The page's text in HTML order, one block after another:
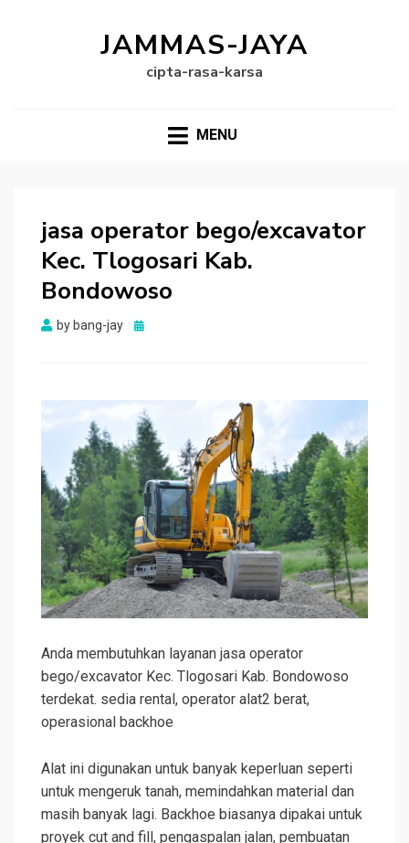
JAMMAS-JAYA
cipta-rasa-karsa
MENU
jasa operator bego/excavator
Kec. Tlogosari Kab.
Bondowoso
by bang-jay
Posted
Anda membutuhkan layanan jasa operator
bego/excavator Kec. Tlogosari Kab. Bondowoso
terdekat. sedia rental, operator alat2 berat,
operasional backhoe
Alat ini digunakan untuk banyak keperluan seperti
untuk mengeruk tanah, memindahkan material dan
masih banyak lagi. Backhoe biasanya dipakai untuk
proyek cut and fill, pengaspalan jalan, pembuatan